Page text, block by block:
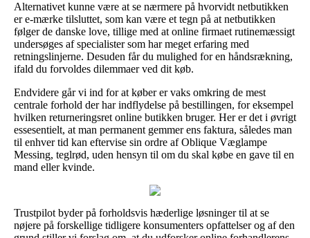
Alternativet kunne være at se nærmere på hvorvidt netbutikken
er e-mærke tilsluttet, som kan være et tegn på at netbutikken
følger de danske love, tillige med at online firmaet rutinemæssigt
undersøges af specialister som har meget erfaring med
retningslinjerne. Desuden får du mulighed for en håndsrækning,
ifald du forvoldes dilemmaer ved dit køb.
Endvidere går vi ind for at køber er vaks omkring de mest
centrale forhold der har indflydelse på bestillingen, for eksempel
hvilken returneringsret online butikken bruger. Her er det i øvrigt
essesentielt, at man permanent gemmer ens faktura, således man
til enhver tid kan eftervise sin ordre af Oblique Væglampe
Messing, teglrød, uden hensyn til om du skal købe en gave til en
mand eller kvinde.
Trustpilot byder på forholdsvis hæderlige løsninger til at se
nøjere på forskellige tidligere konsumenters opfattelser og af den